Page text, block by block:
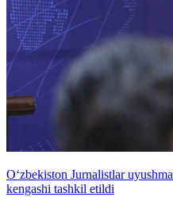
O‘zbekiston Jurnalistlar
kengashi tashkil etildi